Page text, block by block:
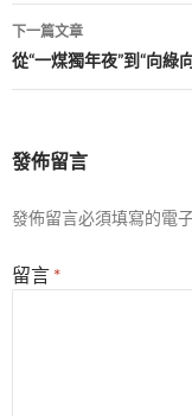
導
覽
下一篇文章
從“一煤獨年夜”到“向綠
發佈留言
發佈留言必須填寫的電
留言 *